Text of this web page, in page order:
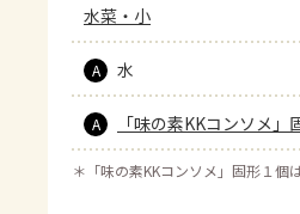
水菜・小
A 水
A 「味の素KKコンソメ」
＊ 「味の素KKコンソメ」固形１個